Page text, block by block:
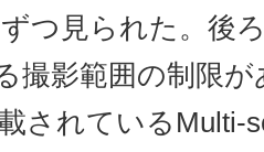
つ見られた。後
撮影範囲の制限
されているMulti-